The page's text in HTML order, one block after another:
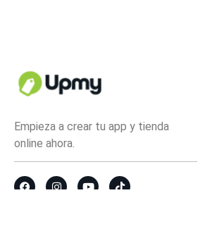
Empieza a crear tu app y tienda
online ahora.